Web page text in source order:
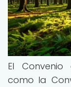
El
como la